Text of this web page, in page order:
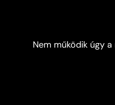
Nem működik úgy